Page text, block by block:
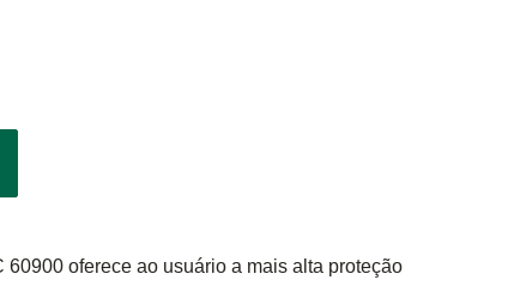
oferece ao usuário a mais alta proteção